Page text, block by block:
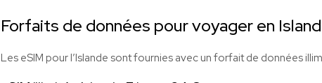
Forfaits de données pour voyager en
Les eSIM pour l’Islande sont fournies avec un forfait de données